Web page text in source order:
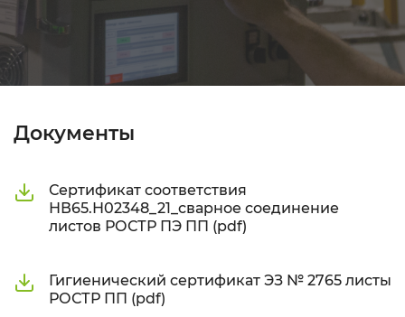
Документы
Сертификат соответствия
НВ65.Н02348_21_сварное соединение
листов РОСТР ПЭ ПП (pdf)
Гигиенический сертификат ЭЗ № 2765 листы
РОСТР ПП (pdf)